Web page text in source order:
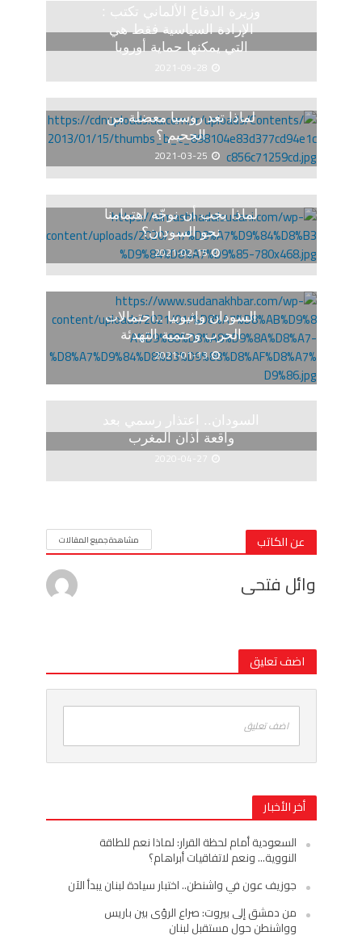
وزيرة الدفاع الألماني تكتب :
الإرادة السياسية فقط هي
التي يمكنها حماية أوروبا
2021-09-28
لماذا تعد روسيا معضلة من
الجحيم ؟
2021-03-25
لماذا يجب أن نوجّه اهتمامنا
نحو السودان؟
2021-02-15
السودان وإثيوبيا ..احتمالات
الحرب وحتمية التهدئة
2021-01-13
السودان.. اعتذار رسمي بعد
واقعة أذان المغرب
2020-04-27
عن الكاتب مشاهدة جميع المقالات
وائل فتحى
اضف تعليق
اضف تعليق
أخر الأخبار
السعودية أمام لحظة القرار: لماذا نعم للطاقة
النووية… ونعم لاتفاقيات أبراهام؟
جوزيف عون في واشنطن.. اختبار سيادة لبنان يبدأ الآن
من دمشق إلى بيروت: صراع الرؤى بين باريس
وواشنطن حول مستقبل لبنان